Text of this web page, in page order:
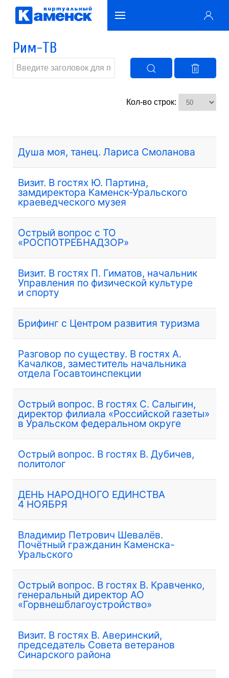
Рим-ТВ
Кол-во строк:
Душа моя, танец. Лариса Смоланова
Визит. В гостях Ю. Партина,
замдиректора Каменск-Уральского
краеведческого музея
Острый вопрос с ТО
«РОСПОТРЕБНАДЗОР»
Визит. В гостях П. Гиматов, начальник
Управления по физической культуре
и спорту
Брифинг с Центром развития туризма
Разговор по существу. В гостях А.
Качалков, заместитель начальника
отдела Госавтоинспекции
Острый вопрос. В гостях С. Салыгин,
директор филиала «Российской газеты»
в Уральском федеральном округе
Острый вопрос. В гостях В. Дубичев,
политолог
ДЕНЬ НАРОДНОГО ЕДИНСТВА
4 НОЯБРЯ
Владимир Петрович Шевалёв.
Почётный гражданин Каменска-
Уральского
Острый вопрос. В гостях В. Кравченко,
генеральный директор АО
«Горвнешблагоустройство»
Визит. В гостях В. Аверинский,
председатель Совета ветеранов
Синарского района